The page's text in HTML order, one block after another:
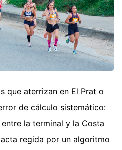
que aterrizan en El Prat o
de cálculo sistemático:
la terminal y la Costa
regida por un algoritmo